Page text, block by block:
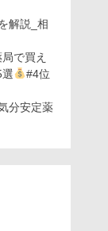
解説_相
で買え
#4位
分安定薬